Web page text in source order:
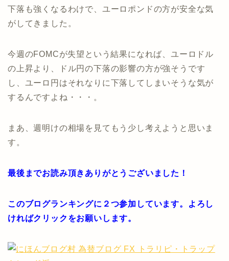
下落も強くなるわけで、ユーロポンドの方が安全な気
がしてきました。
今週のFOMCが失望という結果になれば、ユーロドル
の上昇より、ドル円の下落の影響の方が強そうです
し、ユーロ円はそれなりに下落してしまいそうな気が
するんですよね・・・。
まあ、週明けの相場を見てもう少し考えようと思いま
す。
最後までお読み頂きありがとうございました！
このブログランキングに２つ参加しています。よろし
ければクリックをお願いします。